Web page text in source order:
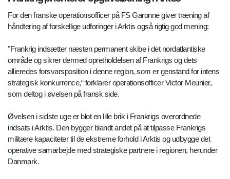
For den franske operationsofficer på FS Garonne giver træning af
håndtering af forskellige udforinger i Arktis også rigtig god mening:
"Frankrig indsætter næsten permanent skibe i det nordatlantiske
område og sikrer dermed opretholdelsen af Frankrigs og dets
allieredes forsvarsposition i denne region, som er genstand for intens
strategisk konkurrence,“ forklarer operationsofficer Victor Meunier,
som deltog i øvelsen på fransk side.
Øvelsen i sidste uge er blot en lille brik i Frankrigs overordnede
indsats i Arktis. Den bygger blandt andet på at tilpasse Frankrigs
militære kapaciteter til de ekstreme forhold i Arktis og udbygge det
operative samarbejde med strategiske partnere i regionen, herunder
Danmark.